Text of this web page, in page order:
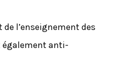
l’enseignement des
également anti-